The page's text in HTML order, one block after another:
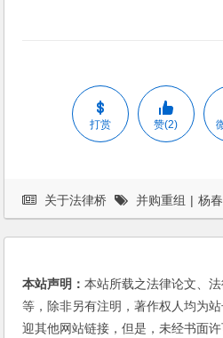
打赏 赞(2)
关于法律桥 并购重组 | 杨
本站声明：本站所载之法律论文、
等，除非另有注明，著作权人均为
迎其他网站链接，但是，未经书面